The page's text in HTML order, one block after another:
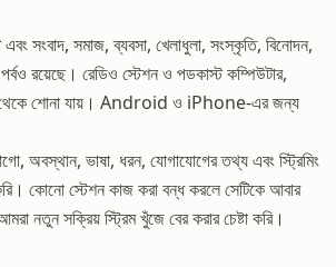
এবং সংবাদ, সমাজ, ব্যবসা, খেলাধুলা, সংস্কৃতি, বিনোদন,
পর্বও রয়েছে। রেডিও স্টেশন ও পডকাস্ট কম্পিউটার,
থেকে শোনা যায়। Android ও iPhone-এর জন্য
অবস্থান, ভাষা, ধরন, যোগাযোগের তথ্য এবং স্ট্রিমিং
কোনো স্টেশন কাজ করা বন্ধ করলে সেটিকে আবার
নতুন সক্রিয় স্ট্রিম খুঁজে বের করার চেষ্টা করি।